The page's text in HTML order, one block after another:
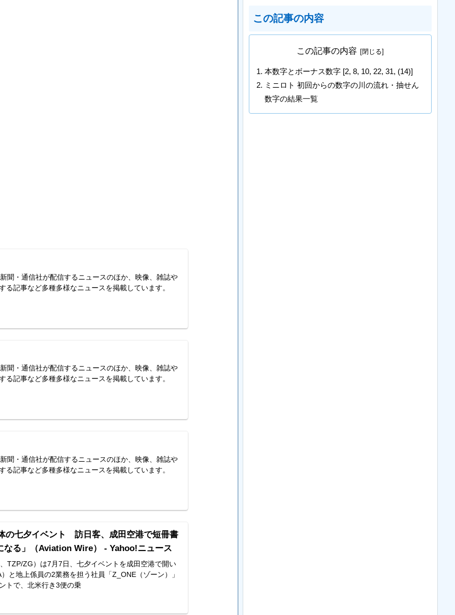
聞・通信社が配信するニュースのほか、映像、雑誌や
る記事など多種多様なニュースを掲載しています。
聞・通信社が配信するニュースのほか、映像、雑誌や
る記事など多種多様なニュースを掲載しています。
聞・通信社が配信するニュースのほか、映像、雑誌や
る記事など多種多様なニュースを掲載しています。
の七夕イベント 訪日客、成田空港で短冊書
なる」（Aviation Wire） - Yahoo!ニュース
TZP/ZG）は7月7日、七夕イベントを成田空港で開い
と地上係員の2業務を担う社員「Z_ONE（ゾーン）」
トで、北米行き3便の乗
この記事の内容
この記事の内容
本数字とボーナス数字 [2, 8, 10, 22, 31, (14)]
ミニロト 初回からの数字の川の流れ・抽せん
数字の結果一覧